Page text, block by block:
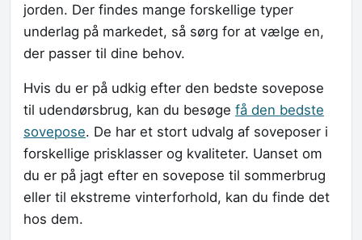
jorden. Der findes mange forskellige typer
underlag på markedet, så sørg for at vælge en,
der passer til dine behov.
Hvis du er på udkig efter den bedste sovepose
til udendørsbrug, kan du besøge få den bedste
sovepose. De har et stort udvalg af soveposer i
forskellige prisklasser og kvaliteter. Uanset om
du er på jagt efter en sovepose til sommerbrug
eller til ekstreme vinterforhold, kan du finde det
hos dem.